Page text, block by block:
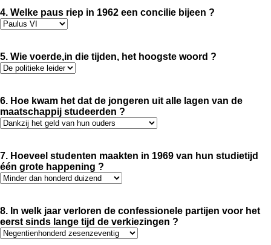
4. Welke paus riep in 1962 een concilie bijeen ?
5. Wie voerde,in die tijden, het hoogste woord ?
6. Hoe kwam het dat de jongeren uit alle lagen van de
maatschappij studeerden ?
7. Hoeveel studenten maakten in 1969 van hun studietijd
één grote happening ?
8. In welk jaar verloren de confessionele partijen voor het
eerst sinds lange tijd de verkiezingen ?